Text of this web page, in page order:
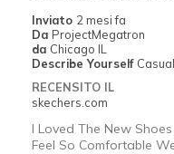
Width
Sizing
View On Shoes
Inviato 2 mesi fa
Da ProjectMegatron
da Chicago IL
Describe Yourself Casual
RECENSITO IL
skechers.com
I Loved The New
Feel So Comfortable